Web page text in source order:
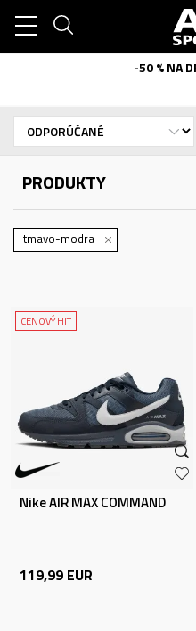
-50 % NA
PRODUKTY
tmavo-modra
CENOVÝ HIT
Nike AIR MAX COMMAND
119,99 EUR